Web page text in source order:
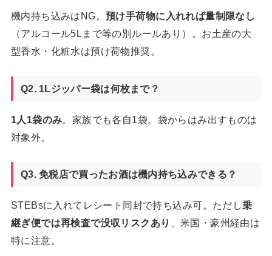
機内持ち込みはNG。預け手荷物に入れれば量制限なし
（アルコール5Lまで等の別ルールあり）。お土産の大
型香水・化粧水は預け荷物推奨。
Q2. 1Lジッパー袋は何枚まで？
1人1袋のみ。家族でも各自1袋。袋からはみ出すものは
対象外。
Q3. 免税店で買ったお酒は機内持ち込みできる？
STEBsに入れてレシート同封で持ち込み可。ただし乗
継ぎ便では再検査で没収リスクあり
、米国・豪州経由は
特に注意。